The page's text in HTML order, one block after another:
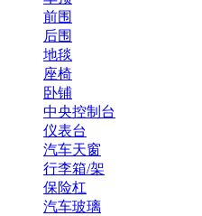
前围
后围
地毯
座椅
卧铺
中央控制台
仪表台
汽车天窗
行李箱/架
保险杠
汽车玻璃